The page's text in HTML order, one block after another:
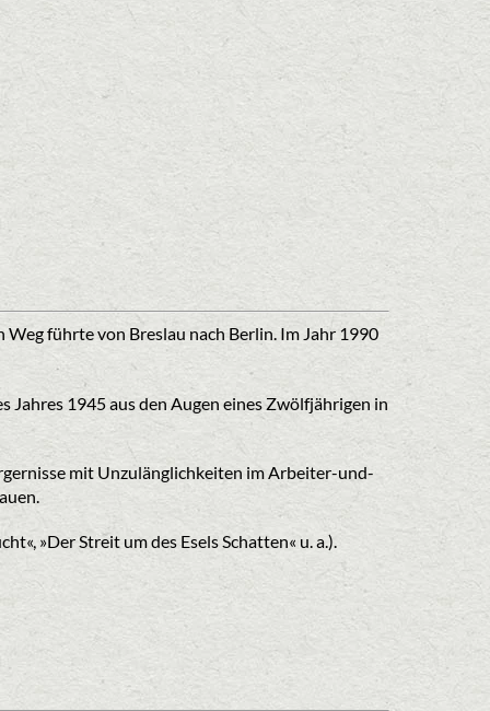
führte von Breslau nach Berlin. Im Jahr 1990
Jahres 1945 aus den Augen eines Zwölfjährigen in
mit Unzulänglichkeiten im Arbeiter-und-
»Der Streit um des Esels Schatten« u. a.).